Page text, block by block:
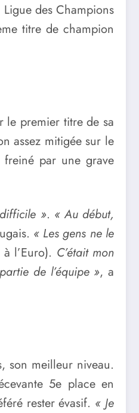
des Champions
titre de champion
le premier titre de sa
assez mitigée sur le
par une grave
». « Au début,
« Les gens ne le
l’Euro). C’était mon
de l’équipe », a
son meilleur niveau.
5e place en
rester évasif. « Je